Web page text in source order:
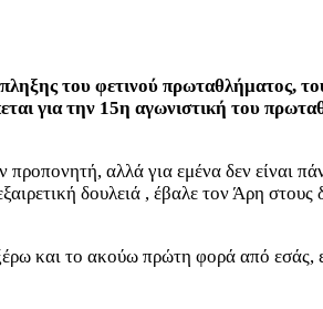
του φετινού πρωταθλήματος,
για την 15η αγωνιστική του
προπονητή, αλλά για εμένα δεν είναι
δουλειά , έβαλε τον Άρη στους
και το ακούω πρώτη φορά από εσάς,